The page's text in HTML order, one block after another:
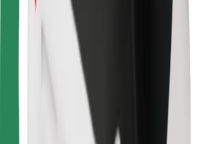
Для пасажирів
Для водіїв
Для кур'єрів
Доставка Bolt Food
Для власників автопарків
Для ресторанів
Bolt for Business